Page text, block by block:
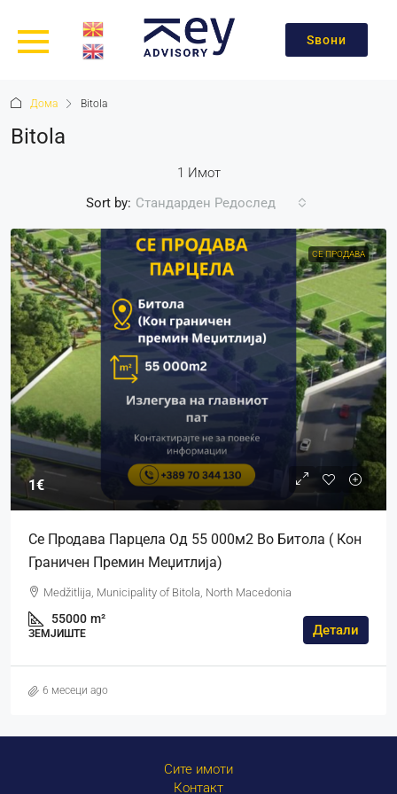
Ѕвони
Дома Bitola
Bitola
1 Имот
Sort by: Стандарден Редослед
СЕ ПРОДАВА
1€
Се Продава Парцела Од 55 000м2 Во Битола ( Кон
Граничен Премин Меџитлија)
Medžitlija, Municipality of Bitola, North Macedonia
55000 m²
ЗЕМЈИШТЕ Детали
6 месеци ago
Сите имоти
Контакт